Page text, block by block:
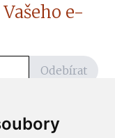
e-
Odebírat
ČtiDoma.cz do mé e-